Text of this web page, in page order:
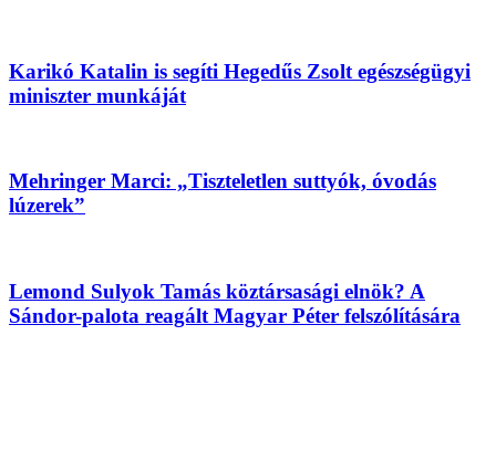
Karikó Katalin is segíti Hegedűs Zsolt egészségügyi
miniszter munkáját
Mehringer Marci: „Tiszteletlen suttyók, óvodás
lúzerek”
Lemond Sulyok Tamás köztársasági elnök? A
Sándor-palota reagált Magyar Péter felszólítására